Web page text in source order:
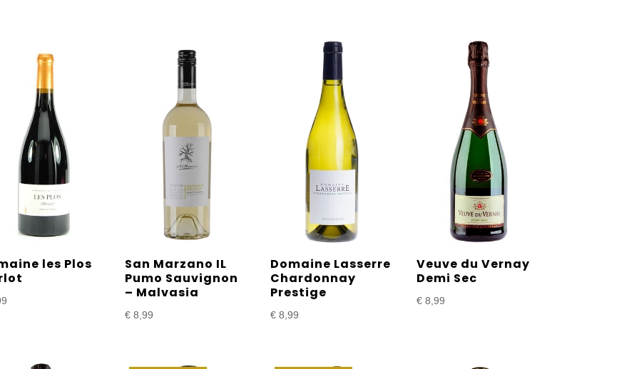
les Plos
San Marzano IL
Pumo Sauvignon
– Malvasia
€8,99
Domaine Lasserre
Chardonnay
Prestige
€ 8,99
Veuve du Vernay
Demi Sec
€8,99